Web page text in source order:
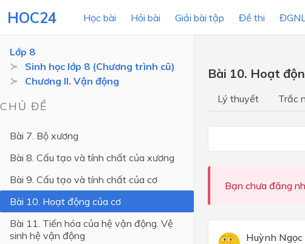
HOC24 Học bài Hỏi bài Giải bài tập Đề thi ĐGNL
LỚP HỌC
Lớp 11
Lớp 10
Lớp 9
Lớp 8
Lớp 7
Lớp 8
Sinh học lớp 8 (Chương trình cũ)
Chương II. Vận động
CHỦ ĐỀ
Bài 7. Bộ xương
Bài 8. Cấu tạo và tính chất của xương
Bài 9. Cấu tạo và tính chất của cơ
Bài 10. Hoạt động của cơ
Bài 11. Tiến hóa của hệ vận động. Vệ
sinh hệ vận động
Bài 10. Hoạt
Lý thuyết Trắc
Bạn chưa đăng
Huỳnh Ngọc